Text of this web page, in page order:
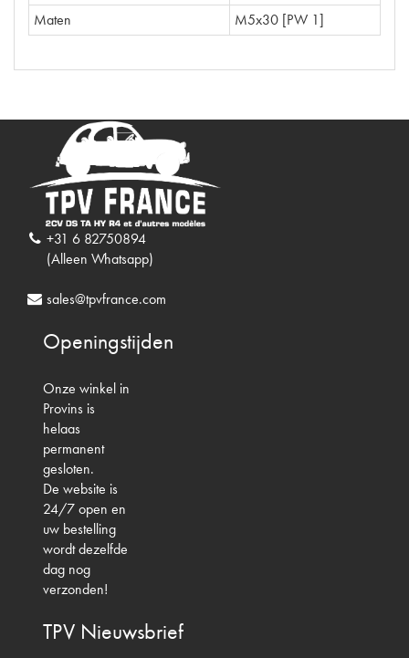
Maten
M5x30 [PW 1]
+31 6 82750894
(Alleen Whatsapp)
sales@tpvfrance.com
Openingstijden
Onze winkel in
Provins is
helaas
permanent
gesloten.
De website is
24/7 open en
uw bestelling
wordt dezelfde
dag nog
verzonden!
TPV Nieuwsbrief